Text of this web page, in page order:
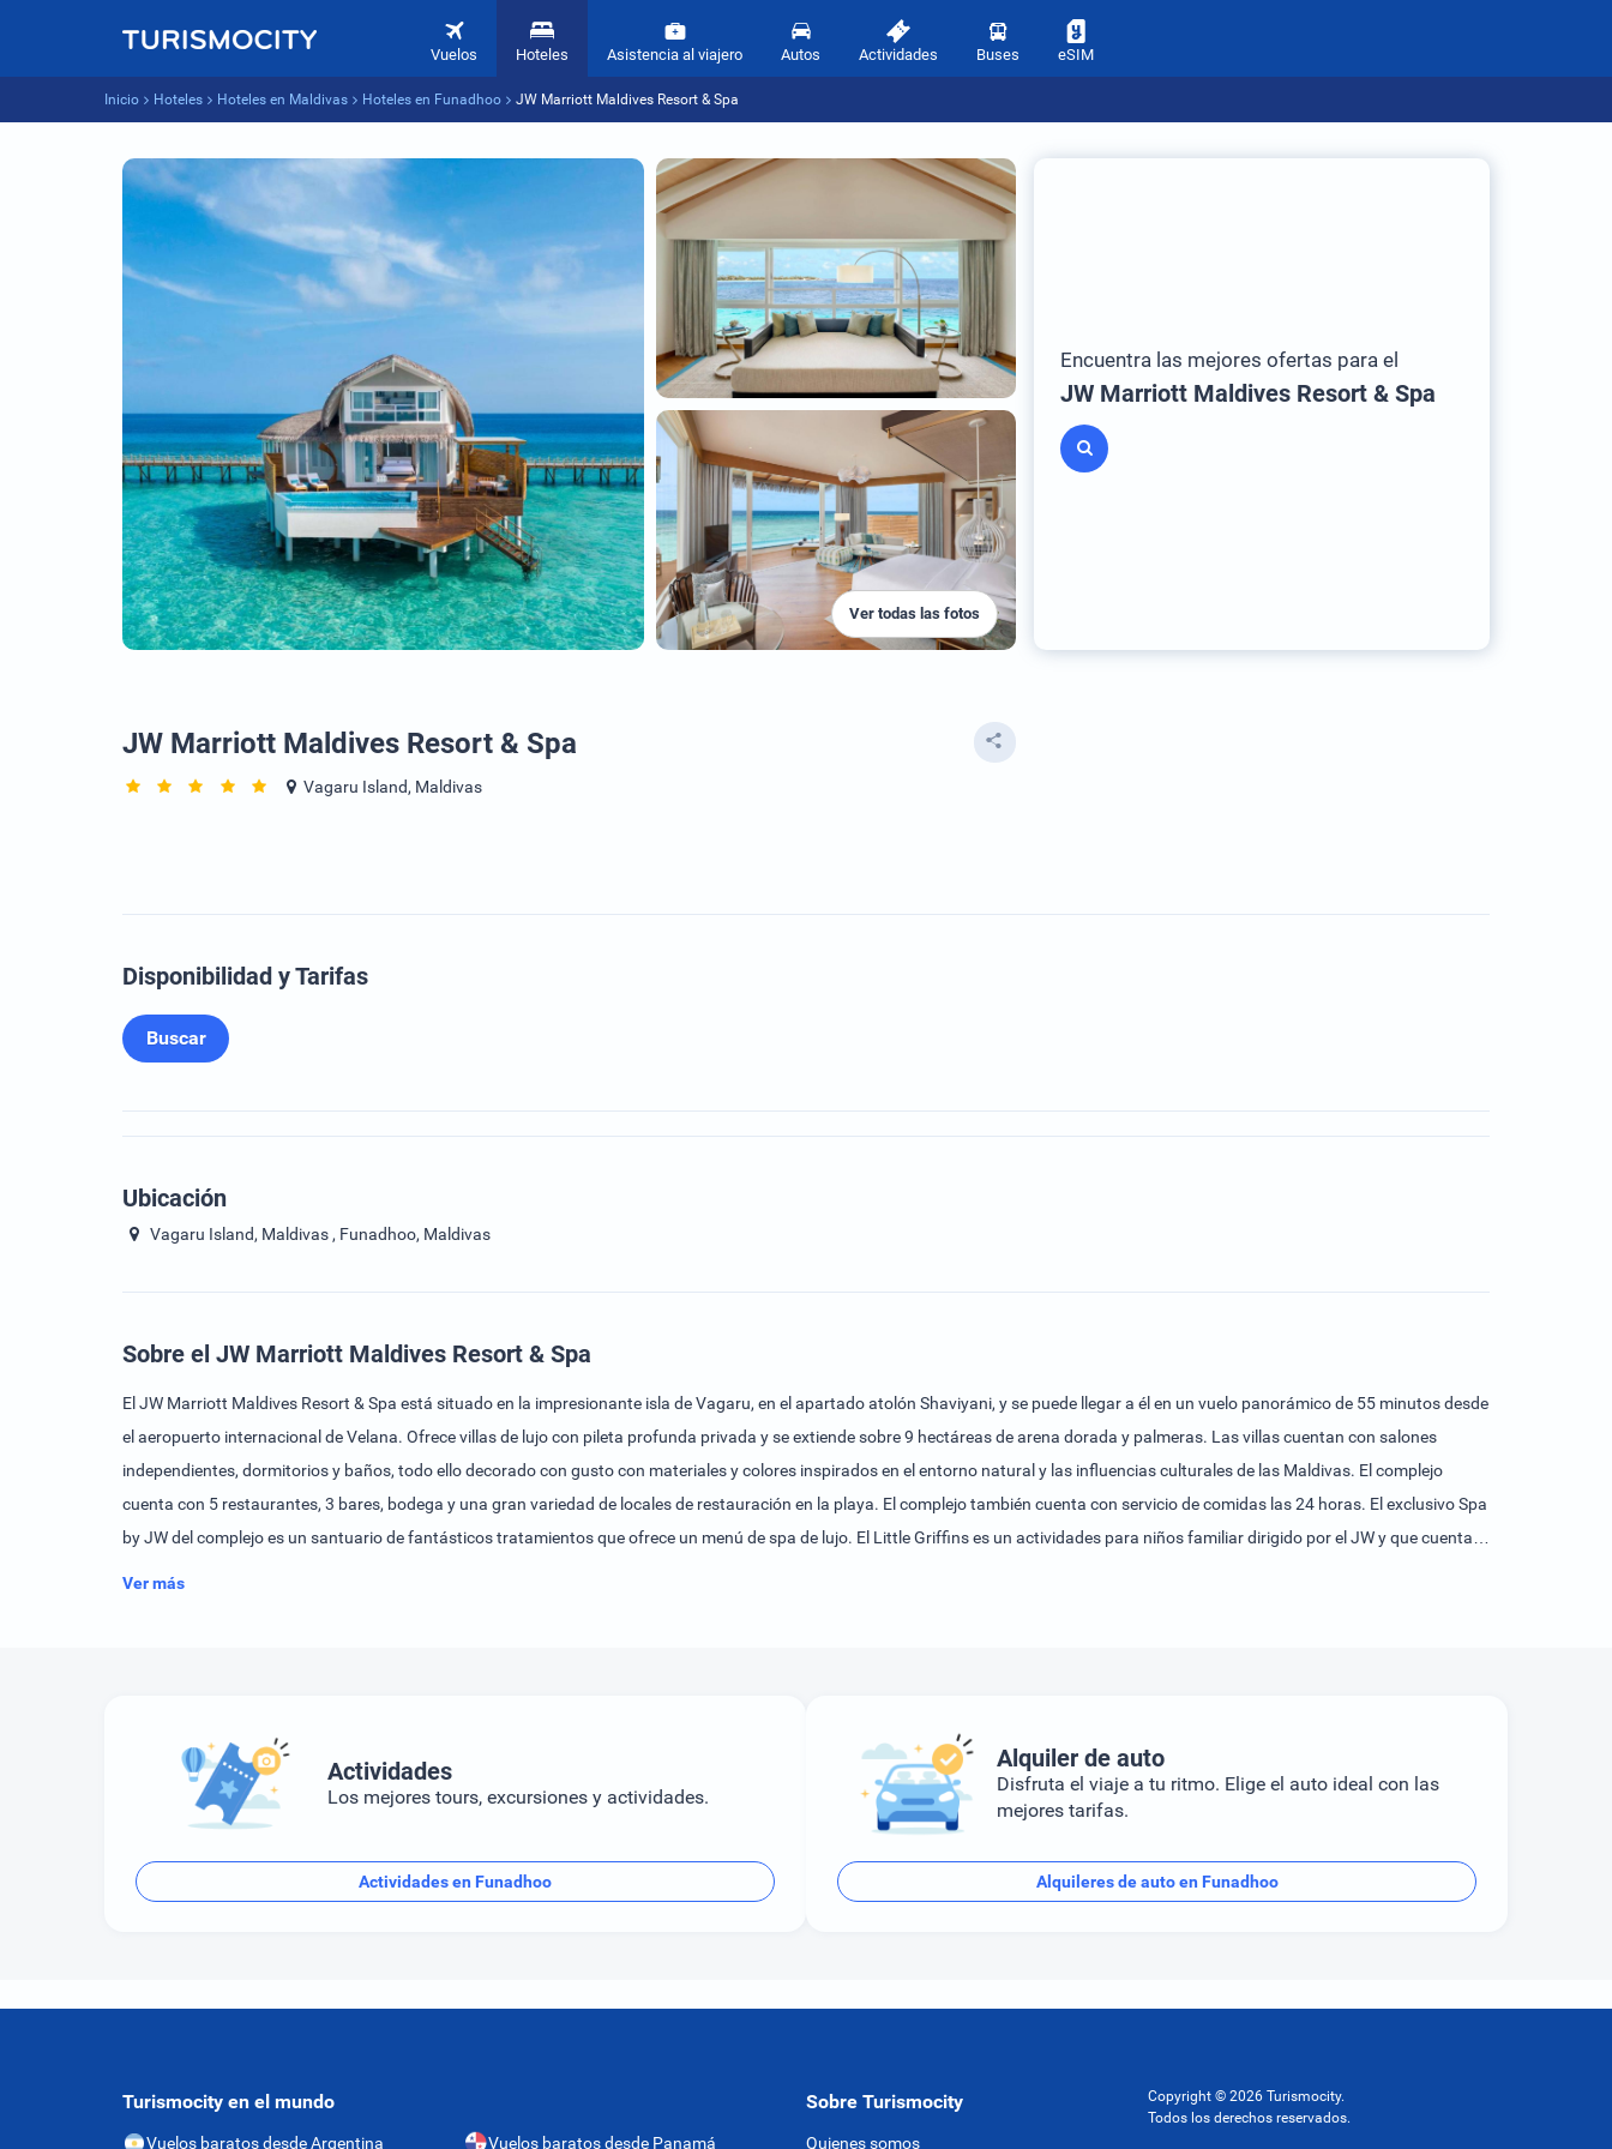
Vuelos Hoteles Asistencia al viajero Autos Actividades Buses eSIM
Inicio Hoteles Hoteles en Maldivas Hoteles en Funadhoo JW Marriott Maldives Resort & Spa
Ver todas las fotos
Encuentra las mejores ofertas para el
JW Marriott Maldives Resort & Spa
JW Marriott Maldives Resort & Spa
Vagaru Island, Maldivas
Disponibilidad y Tarifas
Buscar
Ubicación
Vagaru Island, Maldivas , Funadhoo, Maldivas
Sobre el JW Marriott Maldives Resort & Spa
El JW Marriott Maldives Resort & Spa está situado en la impresionante isla de Vagaru, en el apartado atolón Shaviyani, y se puede llegar a él en un vuelo panorámico de 55 minutos desde
el aeropuerto internacional de Velana. Ofrece villas de lujo con pileta profunda privada y se extiende sobre 9 hectáreas de arena dorada y palmeras. Las villas cuentan con salones
independientes, dormitorios y baños, todo ello decorado con gusto con materiales y colores inspirados en el entorno natural y las influencias culturales de las Maldivas. El complejo
cuenta con 5 restaurantes, 3 bares, bodega y una gran variedad de locales de restauración en la playa. El complejo también cuenta con servicio de comidas las 24 horas. El exclusivo Spa
by JW del complejo es un santuario de fantásticos tratamientos que ofrece un menú de spa de lujo. El Little Griffins es un actividades para niños familiar dirigido por el JW y que cuenta
Ver más
Actividades
Los mejores tours, excursiones y actividades.
Actividades en Funadhoo
Alquiler de auto
Disfruta el viaje a tu ritmo. Elige el auto ideal con las
mejores tarifas.
Alquileres de auto en Funadhoo
Turismocity en el mundo
Vuelos baratos desde Argentina Vuelos baratos desde Panamá
Sobre Turismocity
Quienes somos
Copyright © 2026 Turismocity.
Todos los derechos reservados.